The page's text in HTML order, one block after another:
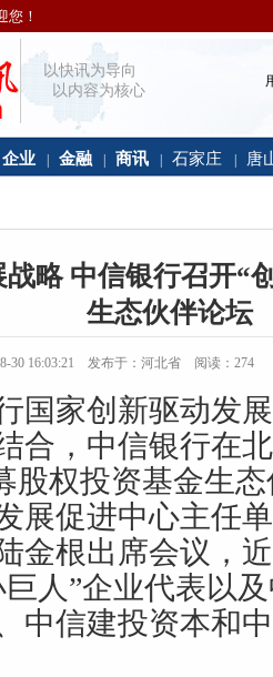
您！
以快讯为导向
以内容为核心
企业 金融 商讯 石家庄 唐
略 中信银行召开“
生态伙伴论坛
30 16:03:21 发布于：河北省 阅读：274
家创新驱动发展
合，中信银行在
股权投资基金生
展促进中心主任
金根出席会议，
人”企业代表以
中信建投资本和